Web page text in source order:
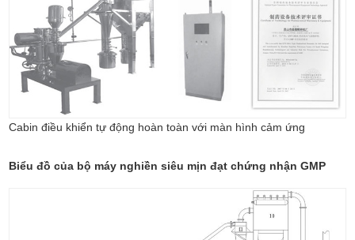
Cabin điều khiển tự động hoàn toàn với màn hình cảm ứng
Biểu đồ của bộ máy nghiền siêu mịn đạt chứng nhận GMP